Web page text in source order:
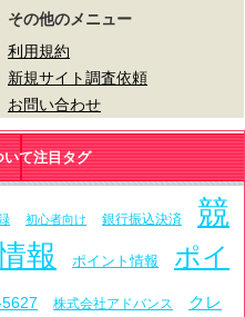
その他のメニュー
利用規約
新規サイト調査依頼
お問い合わせ
いて注目タグ
初心者向け 銀行振込決済
競
報 ポイント情報
ポイ
株式会社アドバンス クレ